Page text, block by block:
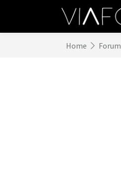
Home Forum